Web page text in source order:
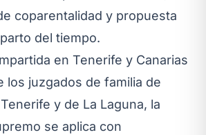
coparentalidad y propuesta
del tiempo.
en Tenerife y Canarias
los juzgados de familia de
y de La Laguna, la
se aplica con